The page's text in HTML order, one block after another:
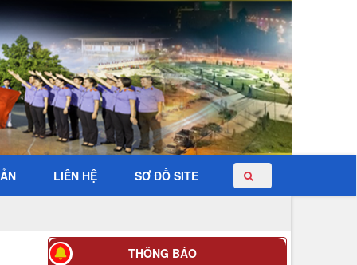
LIÊN HỆ SƠ ĐỒ SITE
THÔNG BÁO
giao dự toán NSNN năm 2026